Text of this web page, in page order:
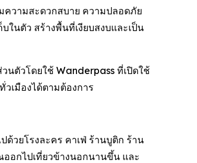
ความสะดวกสบาย ความปลอดภัย
นตัว สร้างพื้นที่เงียบสงบและเป็น
นตัวโดยใช้ Wanderpass ที่เปิดใช้
เมืองได้ตามต้องการ
ด้วยโรงละคร คาเฟ่ ร้านบูติก ร้าน
อกไปเที่ยวข้างนอกนานขึ้น และ